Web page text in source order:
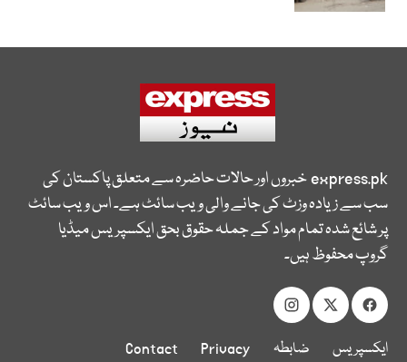
express.pkخبروں اور حالات حاضرہ سے متعلق پاکستان کی
سب سے زیادہ وزٹ کی جانے والی ویب سائٹ ہے۔ اس ویب سائٹ
پر شائع شدہ تمام مواد کے جملہ حقوق بحق ایکسپریس میڈیا
گروپ محفوظ ہیں۔
ایکسپریس ضابطہ Privacy
Contact